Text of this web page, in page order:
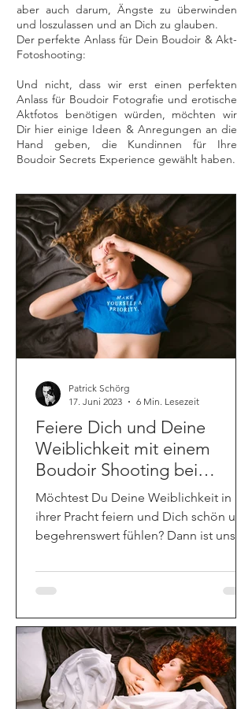
aber auch darum, Ängste zu überwinden
und loszulassen und an Dich zu glauben.
Der perfekte Anlass für Dein Boudoir & Akt-
Fotoshooting:
Und nicht, dass wir erst einen perfekten
Anlass für Boudoir Fotografie und erotische
Aktfotos benötigen würden, möchten wir
Dir hier einige Ideen & Anregungen an die
Hand geben, die Kundinnen für Ihre
Boudoir Secrets Experience gewählt haben.
Feiere Dich und Deine
Weiblichkeit mit einem
Boudoir Shooting bei
Boudoir Secrets in Wien
Möchtest Du Deine Weiblichkeit in all
ihrer Pracht feiern und Dich schön und
begehrenswert fühlen? Dann ist unser
Patrick Schörg
17. Juni 2023
6 Min. Lesezeit